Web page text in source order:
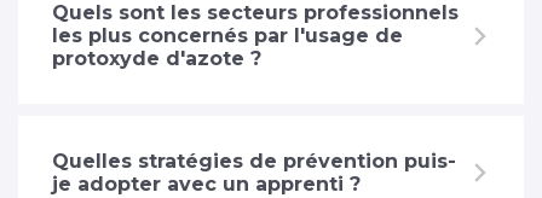
Quels sont les secteurs professionnels
les plus concernés par l'usage de
protoxyde d'azote ?
Quelles stratégies de prévention puis-
je adopter avec un apprenti ?